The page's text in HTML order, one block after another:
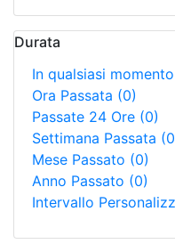
Durata
In qualsiasi momento
Ora Passata (0)
Passate 24 Ore (0)
Settimana Passata
Mese Passato (0)
Anno Passato (0)
Intervallo